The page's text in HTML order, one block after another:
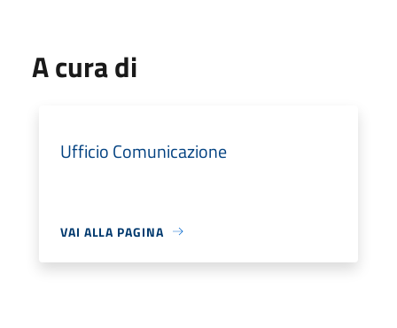
A cura di
Ufficio Comunicazione
VAI ALLA PAGINA